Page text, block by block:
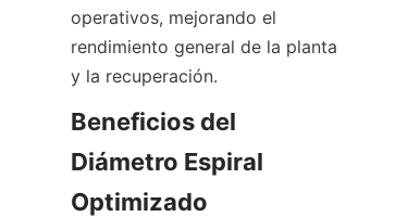
operativos, mejorando el
rendimiento general de la planta
y la recuperación.
Beneficios del
Diámetro Espiral
Optimizado